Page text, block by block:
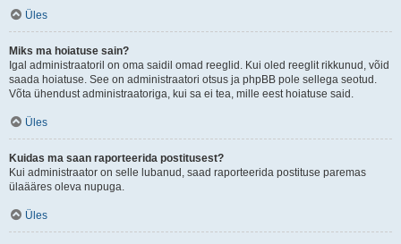
Üles
Miks ma hoiatuse sain?
Igal administraatoril on oma saidil omad reeglid. Kui oled reeglit rikkunud, võid
saada hoiatuse. See on administraatori otsus ja phpBB pole sellega seotud.
Võta ühendust administraatoriga, kui sa ei tea, mille eest hoiatuse said.
Üles
Kuidas ma saan raporteerida postitusest?
Kui administraator on selle lubanud, saad raporteerida postituse paremas
ülaääres oleva nupuga.
Üles